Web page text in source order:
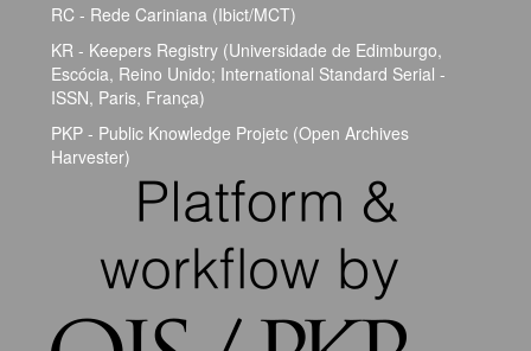
RC - Rede Cariniana (Ibict/MCT)
KR - Keepers Registry (Universidade de Edimburgo,
Escócia, Reino Unido; International Standard Serial -
ISSN, Paris, França)
PKP - Public Knowledge Projetc (Open Archives
Harvester)